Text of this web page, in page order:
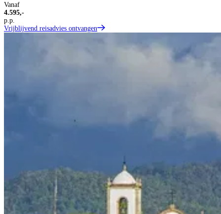
Vanaf
4.595,-
p.p.
Vrijblijvend reisadvies ontvangen